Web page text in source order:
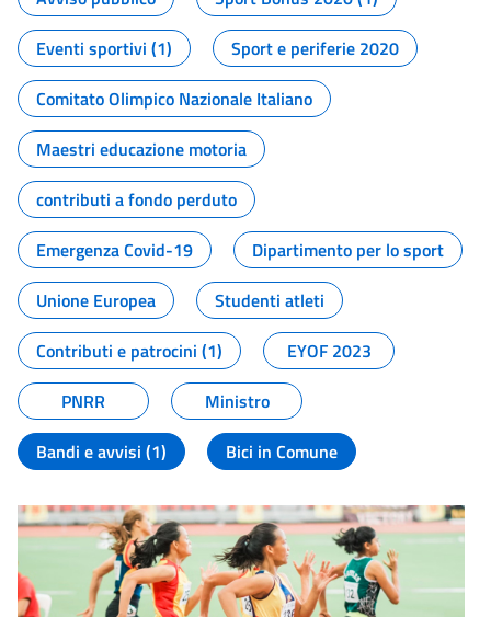
Eventi sportivi (1)
Sport e periferie 2020
Comitato Olimpico Nazionale Italiano
Maestri educazione motoria
contributi a fondo perduto
Emergenza Covid-19
Dipartimento per lo sport
Unione Europea
Studenti atleti
Contributi e patrocini (1)
EYOF 2023
PNRR
Ministro
Bandi e avvisi (1)
Bici in Comune